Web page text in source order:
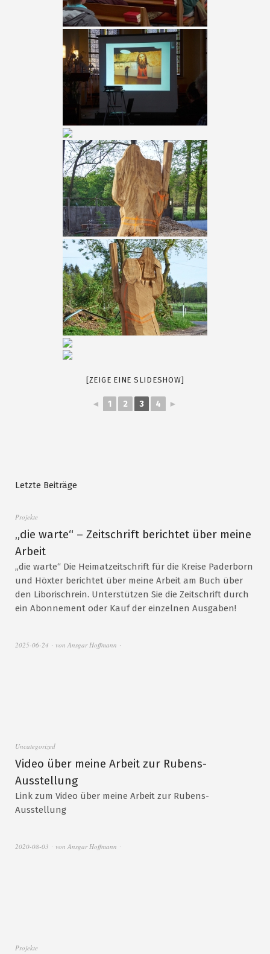
[ZEIGE EINE SLIDESHOW]
◄ 1 2 3 4 ►
Letzte Beiträge
Projekte
„die warte“ – Zeitschrift berichtet über meine
Arbeit
„die warte“ Die Heimatzeitschrift für die Kreise Paderborn
und Höxter berichtet über meine Arbeit am Buch über
den Liborischrein. Unterstützen Sie die Zeitschrift durch
ein Abonnement oder Kauf der einzelnen Ausgaben!
2025-06-24 von Ansgar Hoffmann
Uncategorized
Video über meine Arbeit zur Rubens-
Ausstellung
Link zum Video über meine Arbeit zur Rubens-
Ausstellung
2020-08-03 von Ansgar Hoffmann
Projekte